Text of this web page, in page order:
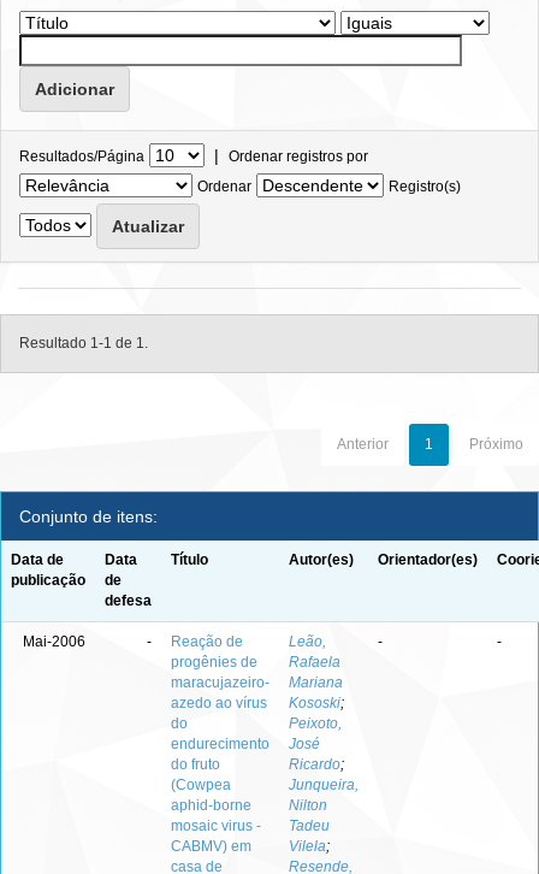
Resultados/Página | Ordenar registros por
Ordenar
Registro(s)
Resultado 1-1 de 1.
Anterior 1 Próximo
Conjunto de itens:
Data de
publicação
Data
de
defesa
Título Autor(es) Orientador(es)
Mai-2006 -
Reação de
progênies de
maracujazeiro-
azedo ao vírus
do
endurecimento
do fruto
(Cowpea
aphid-borne
mosaic virus -
CABMV) em
casa de
Leão,
Rafaela
Mariana
Kososki;
Peixoto,
José
Ricardo;
Junqueira,
Nilton
Tadeu
Vilela;
Resende,
- -